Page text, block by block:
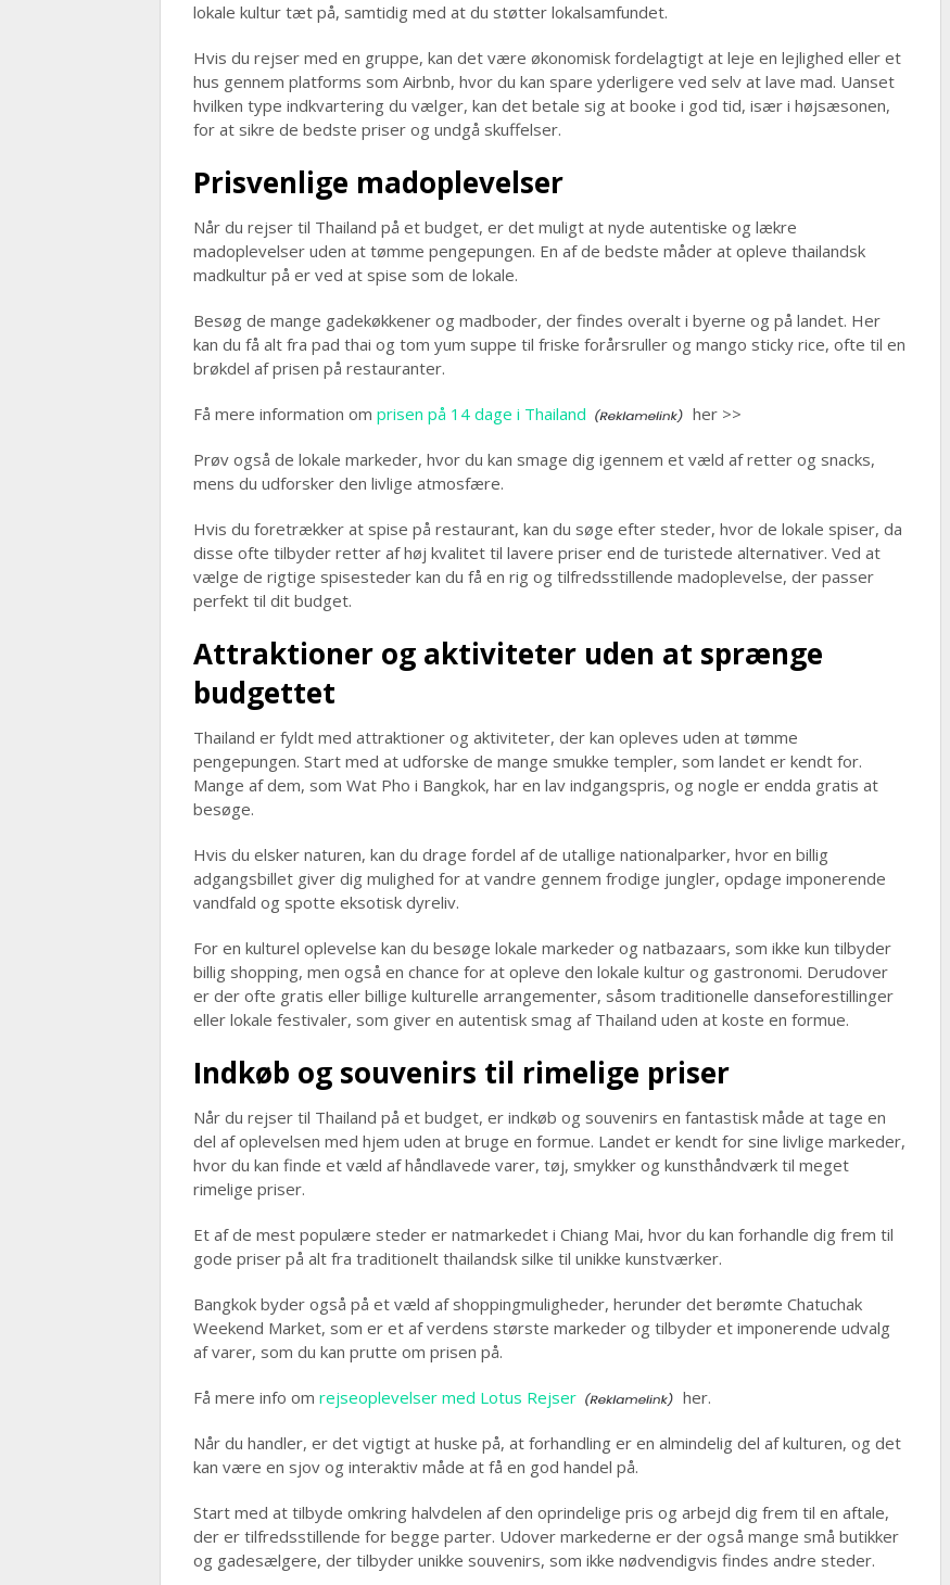
lokale kultur tæt på, samtidig med at du støtter lokalsamfundet.
Hvis du rejser med en gruppe, kan det være økonomisk fordelagtigt at leje en lejlighed eller et
hus gennem platforms som Airbnb, hvor du kan spare yderligere ved selv at lave mad. Uanset
hvilken type indkvartering du vælger, kan det betale sig at booke i god tid, især i højsæsonen,
for at sikre de bedste priser og undgå skuffelser.
Prisvenlige madoplevelser
Når du rejser til Thailand på et budget, er det muligt at nyde autentiske og lækre
madoplevelser uden at tømme pengepungen. En af de bedste måder at opleve thailandsk
madkultur på er ved at spise som de lokale.
Besøg de mange gadekøkkener og madboder, der findes overalt i byerne og på landet. Her
kan du få alt fra pad thai og tom yum suppe til friske forårsruller og mango sticky rice, ofte til en
brøkdel af prisen på restauranter.
Få mere information om prisen på 14 dage i Thailand her >>
Prøv også de lokale markeder, hvor du kan smage dig igennem et væld af retter og snacks,
mens du udforsker den livlige atmosfære.
Hvis du foretrækker at spise på restaurant, kan du søge efter steder, hvor de lokale spiser, da
disse ofte tilbyder retter af høj kvalitet til lavere priser end de turistede alternativer. Ved at
vælge de rigtige spisesteder kan du få en rig og tilfredsstillende madoplevelse, der passer
perfekt til dit budget.
Attraktioner og aktiviteter uden at sprænge
budgettet
Thailand er fyldt med attraktioner og aktiviteter, der kan opleves uden at tømme
pengepungen. Start med at udforske de mange smukke templer, som landet er kendt for.
Mange af dem, som Wat Pho i Bangkok, har en lav indgangspris, og nogle er endda gratis at
besøge.
Hvis du elsker naturen, kan du drage fordel af de utallige nationalparker, hvor en billig
adgangsbillet giver dig mulighed for at vandre gennem frodige jungler, opdage imponerende
vandfald og spotte eksotisk dyreliv.
For en kulturel oplevelse kan du besøge lokale markeder og natbazaars, som ikke kun tilbyder
billig shopping, men også en chance for at opleve den lokale kultur og gastronomi. Derudover
er der ofte gratis eller billige kulturelle arrangementer, såsom traditionelle danseforestillinger
eller lokale festivaler, som giver en autentisk smag af Thailand uden at koste en formue.
Indkøb og souvenirs til rimelige priser
Når du rejser til Thailand på et budget, er indkøb og souvenirs en fantastisk måde at tage en
del af oplevelsen med hjem uden at bruge en formue. Landet er kendt for sine livlige markeder,
hvor du kan finde et væld af håndlavede varer, tøj, smykker og kunsthåndværk til meget
rimelige priser.
Et af de mest populære steder er natmarkedet i Chiang Mai, hvor du kan forhandle dig frem til
gode priser på alt fra traditionelt thailandsk silke til unikke kunstværker.
Bangkok byder også på et væld af shoppingmuligheder, herunder det berømte Chatuchak
Weekend Market, som er et af verdens største markeder og tilbyder et imponerende udvalg
af varer, som du kan prutte om prisen på.
Få mere info om rejseoplevelser med Lotus Rejser her.
Når du handler, er det vigtigt at huske på, at forhandling er en almindelig del af kulturen, og det
kan være en sjov og interaktiv måde at få en god handel på.
Start med at tilbyde omkring halvdelen af den oprindelige pris og arbejd dig frem til en aftale,
der er tilfredsstillende for begge parter. Udover markederne er der også mange små butikker
og gadesælgere, der tilbyder unikke souvenirs, som ikke nødvendigvis findes andre steder.